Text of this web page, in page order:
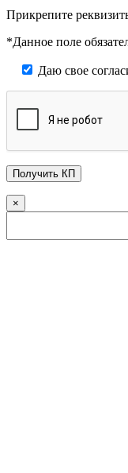
Прикрепите
*Данное поле
Даю свое
×